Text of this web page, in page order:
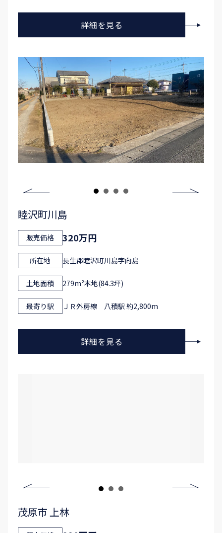
詳細を見る
睦沢町川島
販売価格 320万円
所在地 長生郡睦沢町川島字向島
土地面積 279m²本地(84.3坪)
最寄り駅 ＪＲ外房線 八積駅 約2,800m
詳細を見る
茂原市 上林